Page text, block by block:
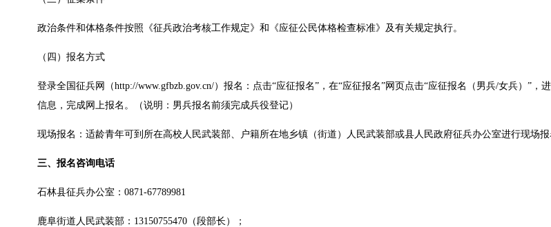
政治条件和体格条件按照《征兵政治考核工作规定》和《应征公民体格检查标准》及有关规定执行。
（四）报名方式
登录全国征兵网（http://www.gfbzb.gov.cn/）报名：点击“应征报名”，在“应征报名”网页点击“应征报名（男兵/女兵）”
信息，完成网上报名。（说明：男兵报名前须完成兵役登记）
现场报名：适龄青年可到所在高校人民武装部、户籍所在地乡镇（街道）人民武装部或县人民政府征兵办公室进行现场报
三、报名咨询电话
石林县征兵办公室：0871-67789981
鹿阜街道人民武装部：13150755470（段部长）；